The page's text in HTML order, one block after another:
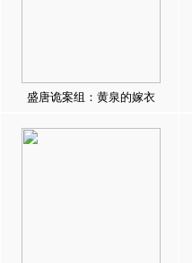
盛唐诡案组：黄泉的嫁衣